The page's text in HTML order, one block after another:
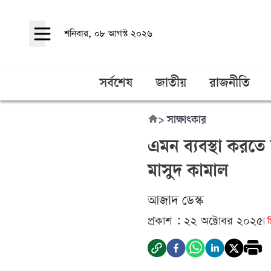
শনিবার, ০৮ আগস্ট ২০২৬
সর্বশেষ জাতীয় রাজনীতি
> সাক্ষাৎকার
এমন ব্যবস্থা করতে
মাসুদ কামাল
আজাদ ডেস্ক
প্রকাশ : ২২ অক্টোবর ২০২৫